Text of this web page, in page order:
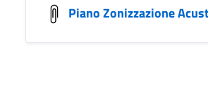
Piano Zonizzazione